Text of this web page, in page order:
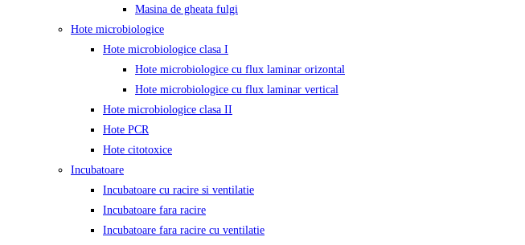
Masina de gheata fulgi
Hote microbiologice
Hote microbiologice clasa I
Hote microbiologice cu flux laminar orizontal
Hote microbiologice cu flux laminar vertical
Hote microbiologice clasa II
Hote PCR
Hote citotoxice
Incubatoare
Incubatoare cu racire si ventilatie
Incubatoare fara racire
Incubatoare fara racire cu ventilatie